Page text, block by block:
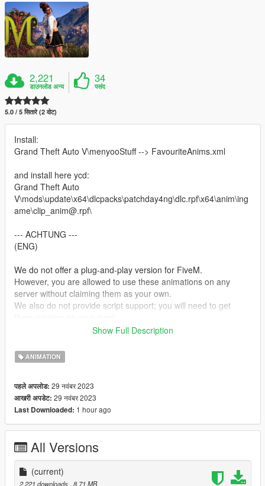
2,221
डाउनलोड अन्य
34
पसंद
5.0 / 5 सितारे (2 वोट)
Install:
Grand Theft Auto V\menyooStuff --> FavouriteAnims.xml
and install here ycd:
Grand Theft Auto
V\mods\update\x64\dlcpacks\patchday4ng\dlc.rpf\x64\anim\ing
ame\clip_anim@.rpf\
--- ACHTUNG ---
(ENG)
We do not offer a plug-and-play version for FiveM.
However, you are allowed to use these animations on any
server without claiming them as your own.
We also do not provide script support; you will need to get
Wir stellen keine Plug&Play-Version für FiveM zur Verfügung.
Du kannst jedoch problemlos diese Animationen auf jedem
dir stammen.
Bitte beachte, dass wir keine Unterstützung für die Einrichtung
von Skripten anbieten. Du musst dich selbst darum kümmern,
dass sie funktionieren!
Creator: MrWitt
my Discord link
https://discord.gg/Asegvy9Fcs
Show Full Description
ANIMATION
पहले अपलोड: 29 नवंबर 2023
आखरी अपडेट: 29 नवंबर 2023
Last Downloaded: 1 hour ago
All Versions
(current)
2,221 downloads , 8.71 MB